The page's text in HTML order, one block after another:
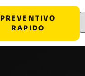
PREVENTIVO
RAPIDO